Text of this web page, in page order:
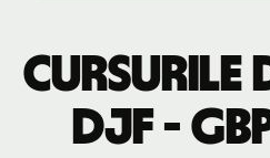
Cursurile
DJF -